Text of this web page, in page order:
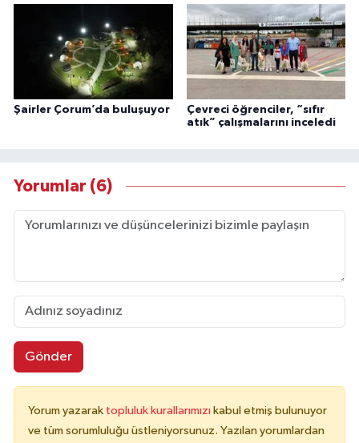
Şairler Çorum’da buluşuyor
Çevreci öğrenciler, “sıfır
atık” çalışmalarını inceledi
Yorumlar (6)
Gönder
Yorum yazarak topluluk kurallarımızı kabul etmiş bulunuyor
ve tüm sorumluluğu üstleniyorsunuz. Yazılan yorumlardan